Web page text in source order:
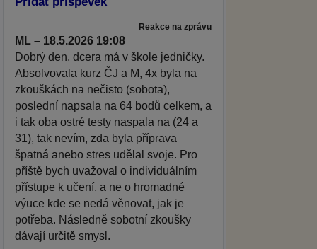
Reakce na zprávu
ML – 18.5.2026 19:08
Dobrý den, dcera má v škole jedničky.
Absolvovala kurz ČJ a M, 4x byla na
zkouškách na nečisto (sobota),
poslední napsala na 64 bodů celkem, a
i tak oba ostré testy naspala na (24 a
31), tak nevím, zda byla příprava
špatná anebo stres udělal svoje. Pro
příště bych uvažoval o individuálním
přístupe k učení, a ne o hromadné
výuce kde se nedá věnovat, jak je
potřeba. Následně sobotní zkoušky
dávají určitě smysl.